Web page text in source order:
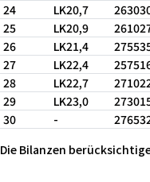
24
LK20,7
25
LK20,9
26
LK21,4
27
LK22,4
28
LK22,7
29
LK23,0
30
-
Die Bilanzen